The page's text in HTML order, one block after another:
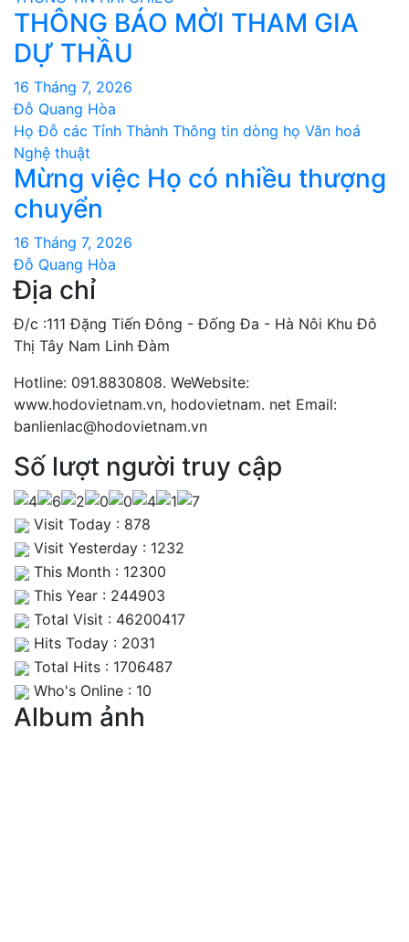
THÔNG BÁO MỜI THAM GIA
DỰ THẦU
16 Tháng 7, 2026
Đỗ Quang Hòa
Họ Đỗ các Tỉnh Thành Thông tin dòng họ Văn hoá
Nghệ thuật
Mừng việc Họ có nhiều thượng
chuyển
16 Tháng 7, 2026
Đỗ Quang Hòa
Địa chỉ
Đ/c :111 Đặng Tiến Đông - Đống Đa - Hà Nôi Khu Đô
Thị Tây Nam Linh Đàm
Hotline: 091.8830808. WeWebsite:
www.hodovietnam.vn, hodovietnam. net Email:
banlienlac@hodovietnam.vn
Số lượt người truy cập
Visit Today : 878
Visit Yesterday : 1232
This Month : 12300
This Year : 244903
Total Visit : 46200417
Hits Today : 2031
Total Hits : 1706487
Who's Online : 10
Album ảnh